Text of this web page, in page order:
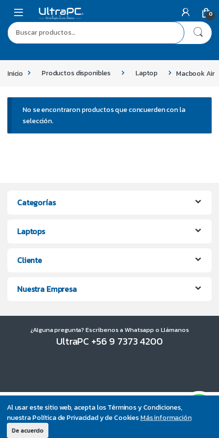
Al usar este sitio web, acepta los Términos y Condiciones,
nuestra Política de Privacidad y de CookiesMás información
De acuerdo
0
Inicio Productos disponibles Laptop Macbook Air
No se encontraron productos que concuerden con la
selección.
Categorías
Laptops
Cliente
Nuestra Empresa
¿Alguna pregunta? Escríbenos a Whatsapp o Llámanos
UltraPC +56 9 7373 4200